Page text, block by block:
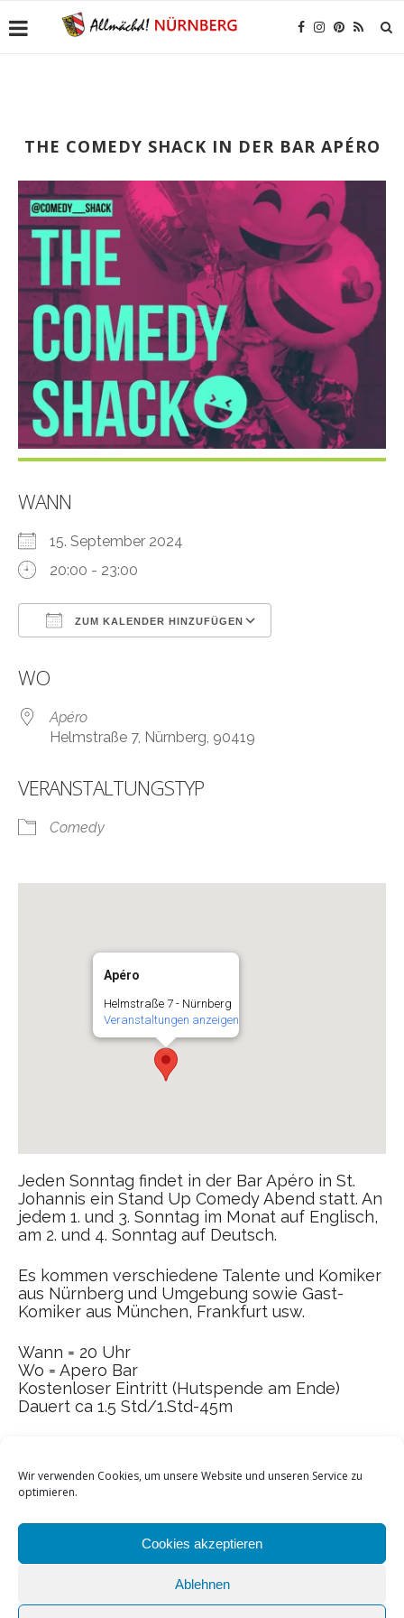
Wir verwenden Cookies, um unsere Website und unseren Service zu
optimieren.
Cookies akzeptieren
Ablehnen
THE COMEDY SHACK IN DER BAR APÉRO
WANN
15. September 2024
20:00 - 23:00
ZUM KALENDER HINZUFÜGEN
WO
Apéro
Helmstraße 7, Nürnberg, 90419
VERANSTALTUNGSTYP
Comedy
Apéro
Helmstraße 7 - Nürnberg
Veranstaltungen anzeigen
Jeden Sonntag findet in der Bar Apéro in St.
Johannis ein Stand Up Comedy Abend statt. An
jedem 1. und 3. Sonntag im Monat auf Englisch,
am 2. und 4. Sonntag auf Deutsch.
Es kommen verschiedene Talente und Komiker
aus Nürnberg und Umgebung sowie Gast-
Komiker aus München, Frankfurt usw.
Wann = 20 Uhr
Wo = Apero Bar
Kostenloser Eintritt (Hutspende am Ende)
Dauert ca 1.5 Std/1.Std-45m
Home Kontakt Datenschutz Impressum